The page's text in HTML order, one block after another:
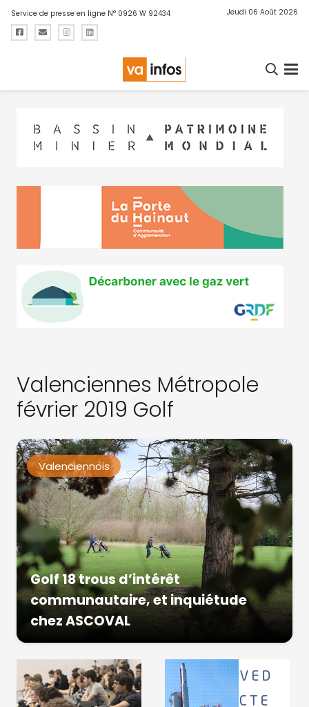
Service de presse en ligne N° 0926 W 92434 Jeudi 06 Août 2026
Valenciennes Métropole
février 2019 Golf
Valenciennois
Golf 18 trous d’intérêt
communautaire, et inquiétude
chez ASCOVAL